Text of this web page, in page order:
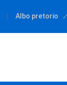
Albo pretorio